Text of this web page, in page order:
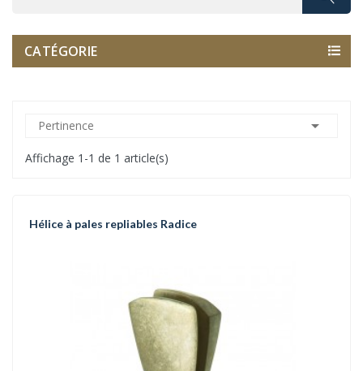
CATÉGORIE
Pertinence 
Affichage 1-1 de 1 article(s)
Hélice à pales repliables Radice